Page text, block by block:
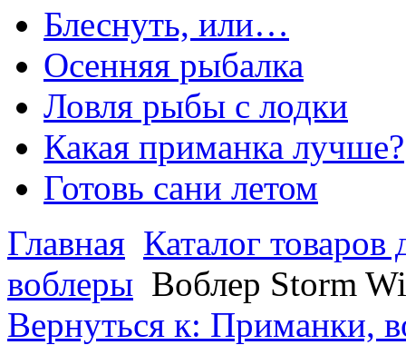
Блеснуть, или…
Осенняя рыбалка
Ловля рыбы с лодки
Какая приманка лучше?
Готовь сани летом
Главная Каталог
воблеры Воблер Storm
Вернуться к: Приманки,